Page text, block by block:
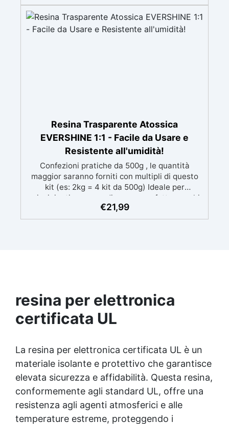
in 12-24h garantendo una superficie lucida e
brillante
Resina Trasparente Atossica
EVERSHINE 1:1 - Facile da Usare e
Resistente all'umidità!
Confezioni pratiche da 500g , le quantità
maggior saranno forniti con multipli di questo
kit (es: 2kg = 4 kit da 500g) Ideale per
principianti: a prova di errore, perfetta per chi
inizia. Sempre lucida: garantisce una finitura
brillante e uniforme in ogni condizione.
€21,99
resina per elettronica
certificata UL
La resina per elettronica certificata UL è un
materiale isolante e protettivo che garantisce
elevata sicurezza e affidabilità. Questa resina,
conformemente agli standard UL, offre una
resistenza agli agenti atmosferici e alle
temperature estreme, proteggendo i